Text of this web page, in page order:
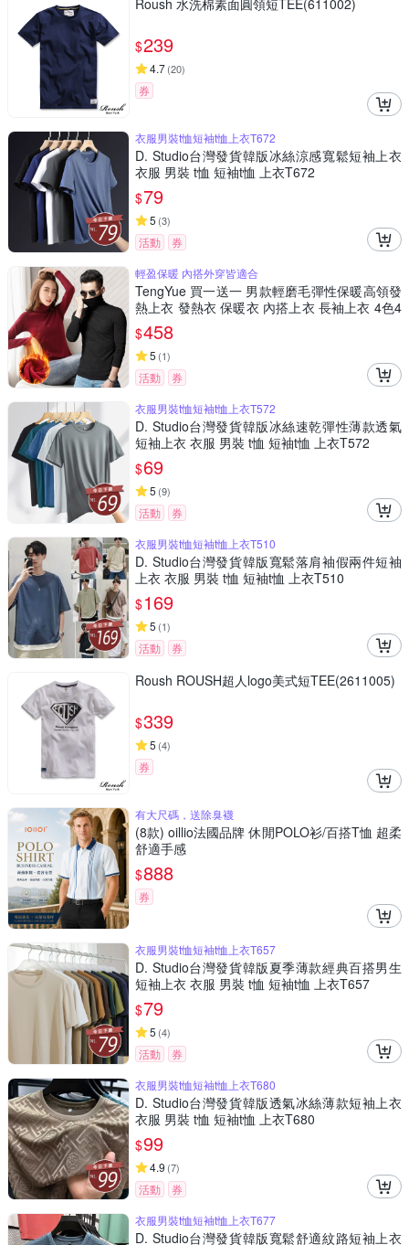
Roush 水洗棉素面圓領短TEE(611002)
$239
4.7(20)
券
衣服男裝t恤短袖t恤上衣T672
D. Studio台灣發貨韓版冰絲涼感寬鬆短袖上衣
衣服 男裝 t恤 短袖t恤 上衣T672
$79
5 (3)
活動
券
輕盈保暖 內搭外穿皆適合
TengYue 買一送一 男款輕磨毛彈性保暖高領發
熱上衣 發熱衣 保暖衣 內搭上衣 長袖上衣 4色4
尺寸
$458
5 (1)
活動
券
衣服男裝t恤短袖t恤上衣T572
D. Studio台灣發貨韓版冰絲速乾彈性薄款透氣
短袖上衣 衣服 男裝 t恤 短袖t恤 上衣T572
$69
5 (9)
活動
券
衣服男裝t恤短袖t恤上衣T510
D. Studio台灣發貨韓版寬鬆落肩袖假兩件短袖
上衣 衣服 男裝 t恤 短袖t恤 上衣T510
$169
5 (1)
活動 券
Roush ROUSH超人logo美式短TEE(2611005)
$339
5 (4)
券
有大尺碼，送除臭襪
(8款) oillio法國品牌 休閒POLO衫/百搭T恤 超柔
舒適手感
$888
券
衣服男裝t恤短袖t恤上衣T657
D. Studio台灣發貨韓版夏季薄款經典百搭男生
短袖上衣 衣服 男裝 t恤 短袖t恤 上衣T657
$79
5 (4)
活動
券
衣服男裝t恤短袖t恤上衣T680
D. Studio台灣發貨韓版透氣冰絲薄款短袖上衣
衣服 男裝 t恤 短袖t恤 上衣T680
$99
4.9 (7)
活動
券
衣服男裝t恤短袖t恤上衣T677
D. Studio台灣發貨韓版寬鬆舒適紋路短袖上衣